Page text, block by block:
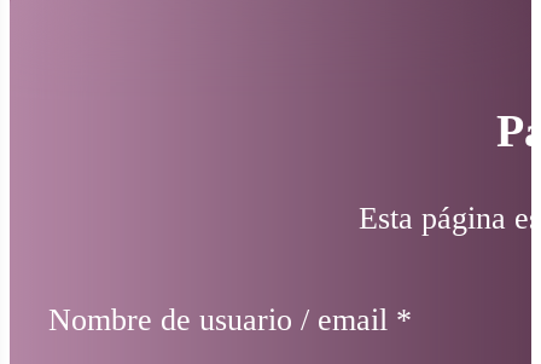
Esta página
Nombre de usuario / email *